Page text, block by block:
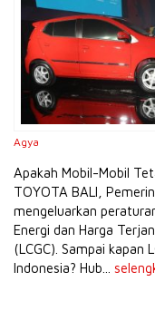
Agya
Apakah Mobil-Mobil
TOYOTA BALI,
mengeluarkan
Energi dan Harga
(LCGC). Sampai
Indonesia? Hub...